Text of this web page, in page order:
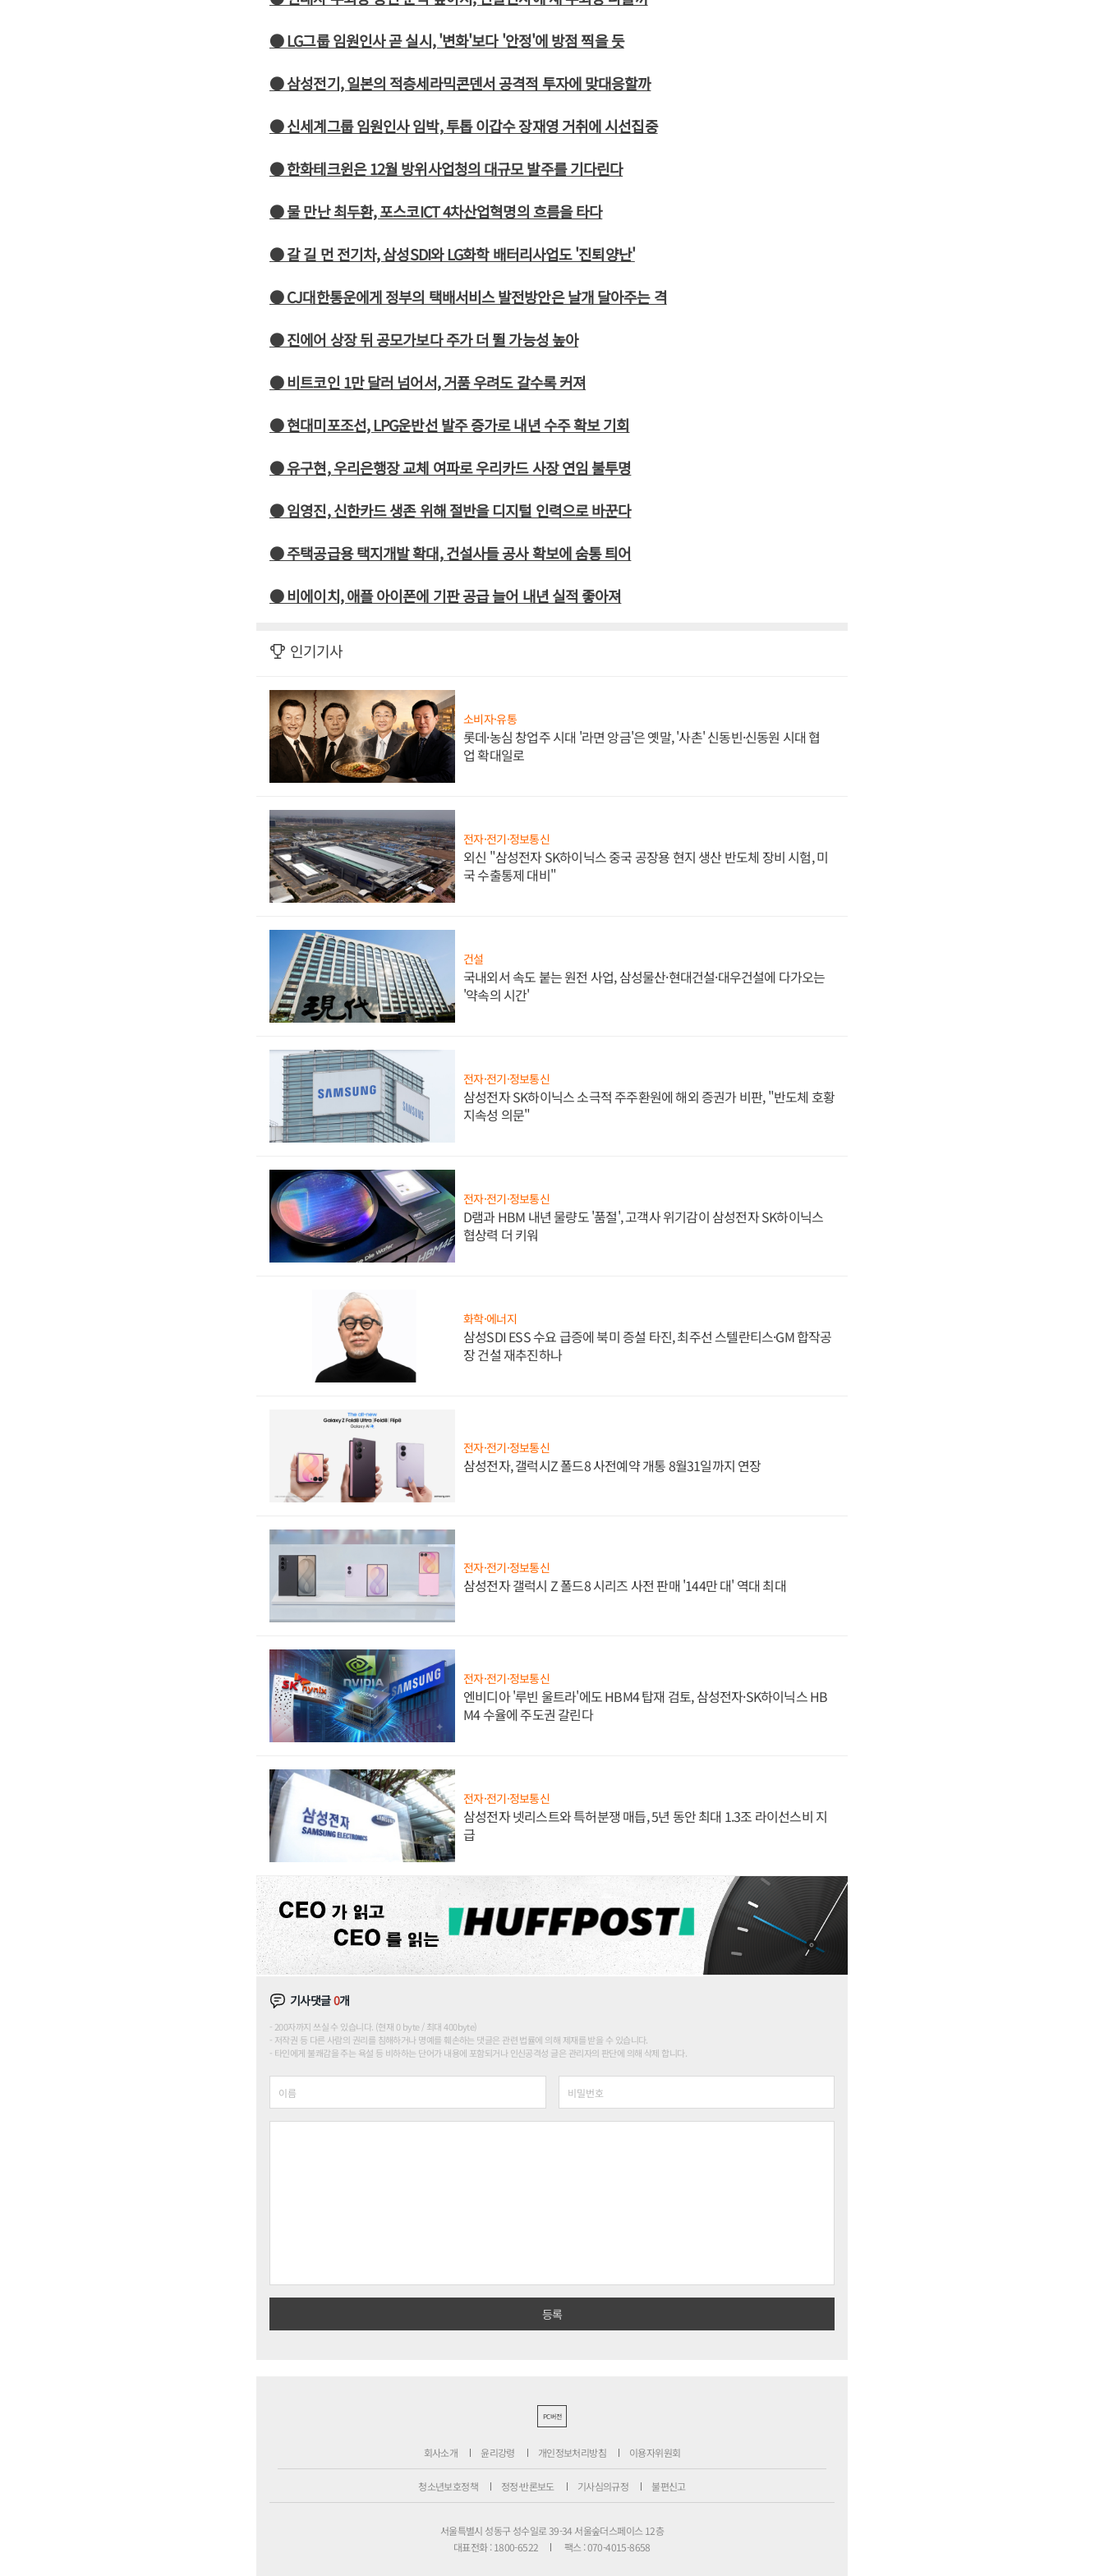
● LG그룹 임원인사 곧 실시, '변화'보다 '안정'에 방점 찍을 듯
● 삼성전기, 일본의 적층세라믹콘덴서 공격적 투자에 맞대응할까
● 신세계그룹 임원인사 임박, 투톱 이갑수 장재영 거취에 시선집중
● 한화테크윈은 12월 방위사업청의 대규모 발주를 기다린다
● 물 만난 최두환, 포스코ICT 4차산업혁명의 흐름을 타다
● 갈 길 먼 전기차, 삼성SDI와 LG화학 배터리사업도 '진퇴양난'
● CJ대한통운에게 정부의 택배서비스 발전방안은 날개 달아주는 격
● 진에어 상장 뒤 공모가보다 주가 더 뛸 가능성 높아
● 비트코인 1만 달러 넘어서, 거품 우려도 갈수록 커져
● 현대미포조선, LPG운반선 발주 증가로 내년 수주 확보 기회
● 유구현, 우리은행장 교체 여파로 우리카드 사장 연임 불투명
● 임영진, 신한카드 생존 위해 절반을 디지털 인력으로 바꾼다
● 주택공급용 택지개발 확대, 건설사들 공사 확보에 숨통 틔어
● 비에이치, 애플 아이폰에 기판 공급 늘어 내년 실적 좋아져
인기기사
소비자·유통
롯데·농심 창업주 시대 '라면 앙금'은 옛말, '사촌' 신동빈·신동원 시대 협
업 확대일로
전자·전기·정보통신
외신 "삼성전자 SK하이닉스 중국 공장용 현지 생산 반도체 장비 시험, 미
국 수출통제 대비"
건설
국내외서 속도 붙는 원전 사업, 삼성물산·현대건설·대우건설에 다가오는
'약속의 시간'
전자·전기·정보통신
삼성전자 SK하이닉스 소극적 주주환원에 해외 증권가 비판, "반도체 호황
지속성 의문"
전자·전기·정보통신
D램과 HBM 내년 물량도 '품절', 고객사 위기감이 삼성전자 SK하이닉스
협상력 더 키워
화학·에너지
삼성SDI ESS 수요 급증에 북미 증설 타진, 최주선 스텔란티스·GM 합작공
장 건설 재추진하나
전자·전기·정보통신
삼성전자, 갤럭시Z 폴드8 사전예약 개통 8월31일까지 연장
전자·전기·정보통신
삼성전자 갤럭시 Z 폴드8 시리즈 사전 판매 '144만 대' 역대 최대
전자·전기·정보통신
엔비디아 '루빈 울트라'에도 HBM4 탑재 검토, 삼성전자·SK하이닉스 HB
M4 수율에 주도권 갈린다
전자·전기·정보통신
삼성전자 넷리스트와 특허분쟁 매듭, 5년 동안 최대 1.3조 라이선스비 지
급
기사댓글0개
200자까지 쓰실 수 있습니다. (현재 0 byte / 최대 400byte)
저작권 등 다른 사람의 권리를 침해하거나 명예를 훼손하는 댓글은 관련 법률에 의해 제재를 받을 수 있습니다.
타인에게 불쾌감을 주는 욕설 등 비하하는 단어가 내용에 포함되거나 인신공격성 글은 관리자의 판단에 의해 삭제 합니다.
PC버전
회사소개 윤리강령 개인정보처리방침 이용자위원회
청소년보호정책 정정·반론보도 기사심의규정 불편신고
서울특별시 성동구 성수일로 39-34 서울숲더스페이스 12층
대표전화 : 1800-6522
팩스 : 070-4015-8658